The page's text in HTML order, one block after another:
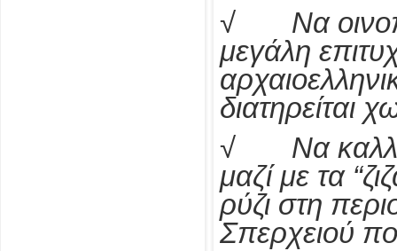
√ Να
μεγάλη
διατηρείται
√ Να
μαζί με τα
ρύζι στη
Σπερχειού